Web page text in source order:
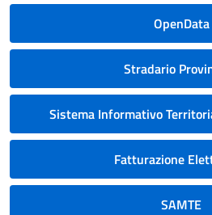
OpenData
Stradario
Sistema Informativo
Fatturazione
SAMTE